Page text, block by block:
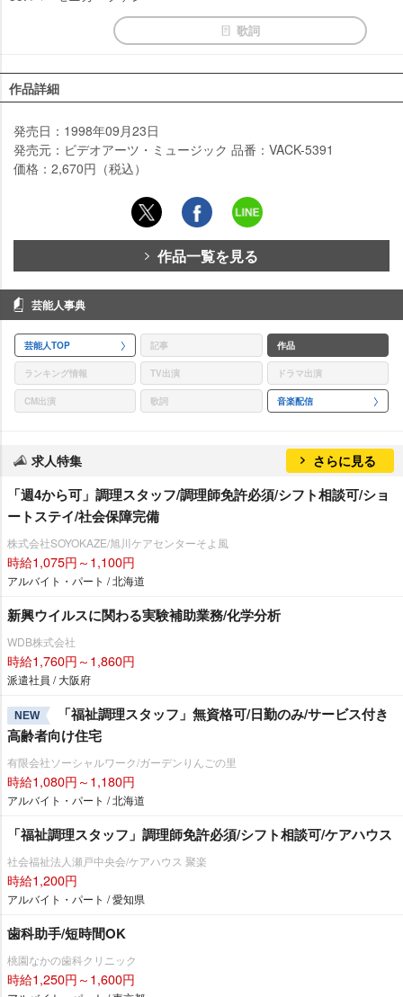
歌詞
作品詳細
発売日：1998年09月23日
発売元：ビデオアーツ・ミュージック 品番：VACK-5391
価格：2,670円（税込）
作品一覧を見る
芸能人事典
芸能人TOP 記事 作品
ランキング情報 TV出演 ドラマ出演
CM出演 歌詞 音楽配信
求人特集 さらに見る
「週4から可」調理スタッフ/調理師免許必須/シフト相談可/ショ
ートステイ/社会保障完備
株式会社SOYOKAZE/旭川ケアセンターそよ風
時給1,075円～1,100円
アルバイト・パート / 北海道
新興ウイルスに関わる実験補助業務/化学分析
WDB株式会社
時給1,760円～1,860円
派遣社員 / 大阪府
NEW
「福祉調理スタッフ」無資格可/日勤のみ/サービス付き
高齢者向け住宅
有限会社ソーシャルワーク/ガーデンりんごの里
時給1,080円～1,180円
アルバイト・パート / 北海道
「福祉調理スタッフ」調理師免許必須/シフト相談可/ケアハウス
社会福祉法人瀬戸中央会/ケアハウス 聚楽
時給1,200円
アルバイト・パート / 愛知県
歯科助手/短時間OK
桃園なかの歯科クリニック
時給1,250円～1,600円